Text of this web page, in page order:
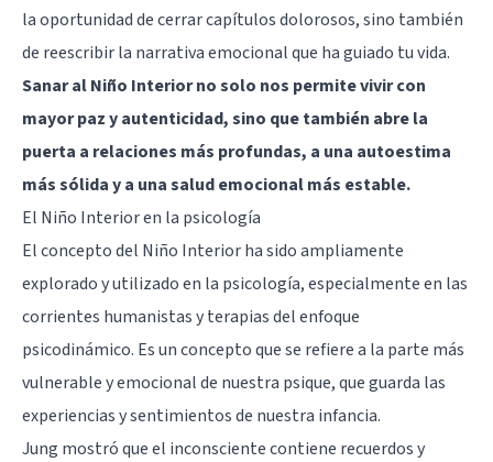
la oportunidad de cerrar capítulos dolorosos, sino también
de reescribir la narrativa emocional que ha guiado tu vida.
Sanar al Niño Interior no solo nos permite vivir con
mayor paz y autenticidad, sino que también abre la
puerta a relaciones más profundas, a una autoestima
más sólida y a una salud emocional más estable.
El Niño Interior en la psicología
El concepto del Niño Interior ha sido ampliamente
explorado y utilizado en la psicología, especialmente en las
corrientes humanistas y terapias del enfoque
psicodinámico. Es un concepto que se refiere a la parte más
vulnerable y emocional de nuestra psique, que guarda las
experiencias y sentimientos de nuestra infancia.
Jung mostró que el inconsciente contiene recuerdos y